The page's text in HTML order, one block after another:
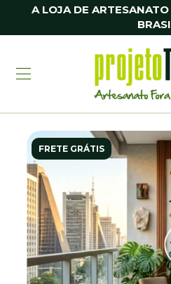
A LOJA DE
FRETE GRÁTIS